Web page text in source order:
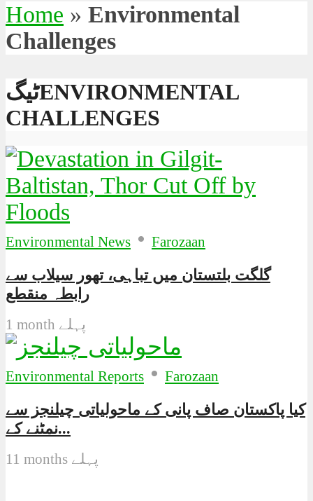
Home » Environmental
Challenges
ٹیگENVIRONMENTAL
CHALLENGES
Environmental News • Farozaan
گلگت بلتستان میں تباہی، تھور سیلاب سے
رابطہ منقطع
1 month پہلے
Environmental Reports • Farozaan
کیا پاکستان صاف پانی کے ماحولیاتی چیلنجز سے
نمٹنے کے...
11 months پہلے